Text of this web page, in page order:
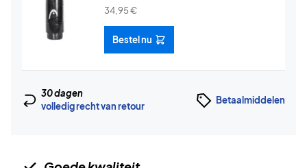
34,95€
Bestel nu
30 dagen
volledig recht van retour
Betaalmiddelen